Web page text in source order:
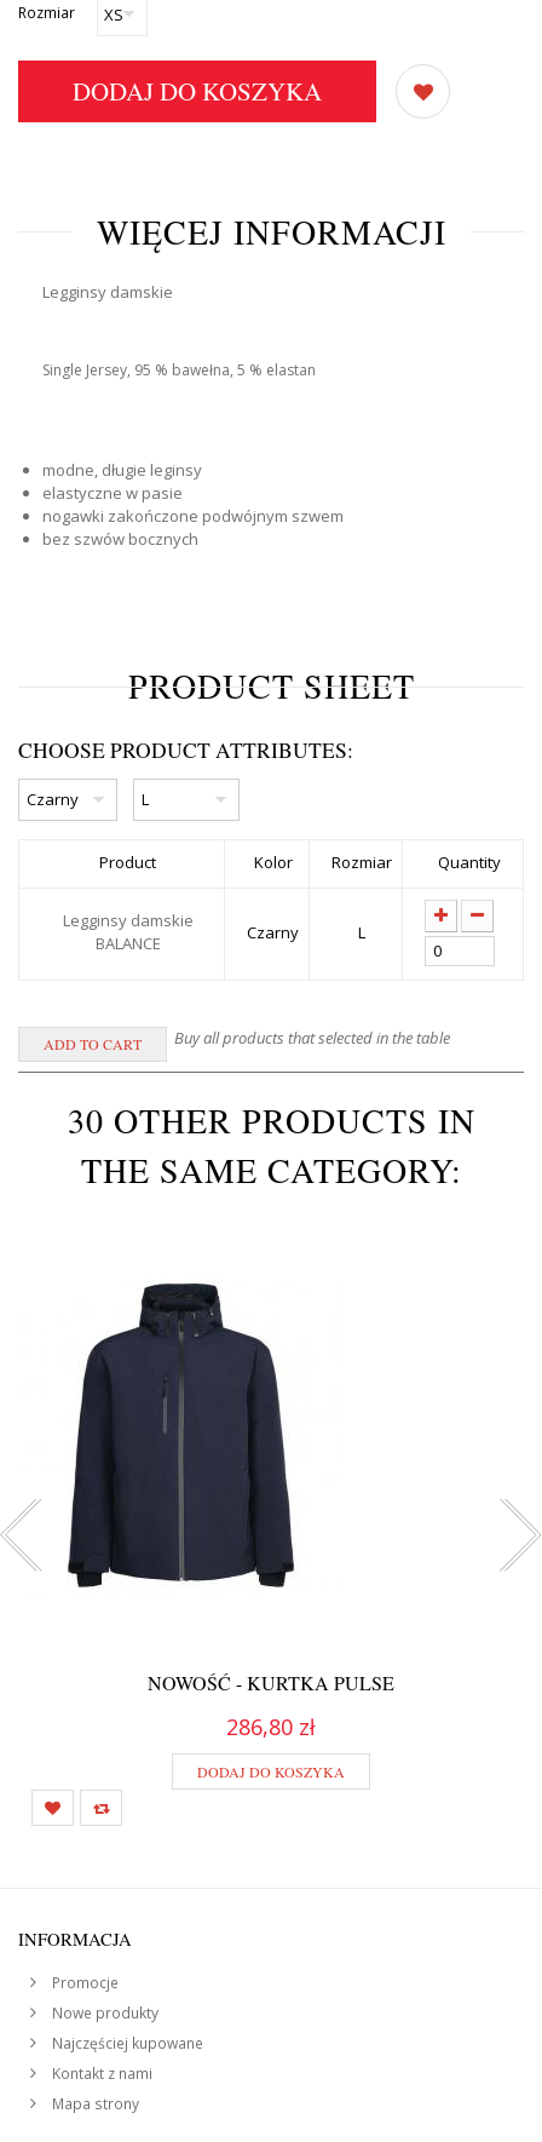
Rozmiar
DODAJ DO KOSZYKA
WIĘCEJ INFORMACJI
Legginsy damskie
Single Jersey, 95 % bawełna, 5 % elastan
modne, długie leginsy
elastyczne w pasie
nogawki zakończone podwójnym szwem
bez szwów bocznych
PRODUCT SHEET
CHOOSE PRODUCT ATTRIBUTES:
Product Kolor Rozmiar Quantity
Legginsy damskie
BALANCE
Czarny L
Buy all products that selected in the table
30 OTHER PRODUCTS IN
THE SAME CATEGORY:
NOWOŚĆ - KURTKA PULSE
286,80 zł
DODAJ DO KOSZYKA
INFORMACJA
Promocje
Nowe produkty
Najczęściej kupowane
Kontakt z nami
Mapa strony